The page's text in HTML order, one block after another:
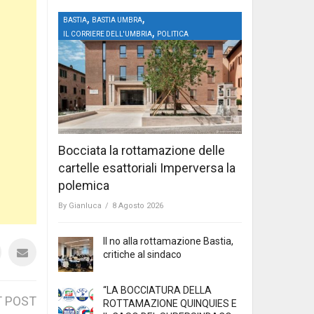
POST
BASTIA, BASTIA UMBRA,
IL CORRIERE DELL'UMBRIA, POLITICA
Bocciata la rottamazione delle
cartelle esattoriali Imperversa la
polemica
By Gianluca / 8 Agosto 2026
Il no alla rottamazione Bastia,
critiche al sindaco
“LA BOCCIATURA DELLA
ROTTAMAZIONE QUINQUIES E